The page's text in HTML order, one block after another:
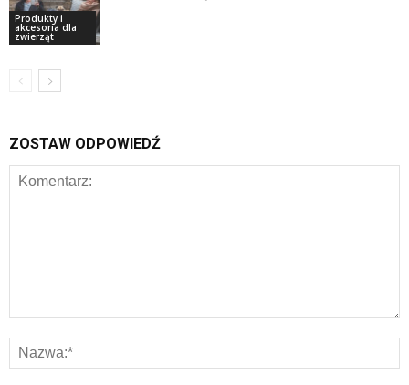
Produkty i
akcesoria dla
zwierząt
ZOSTAW ODPOWIEDŹ